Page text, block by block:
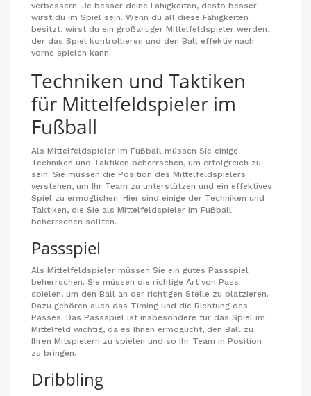
verbessern. Je besser deine Fähigkeiten, desto besser
wirst du im Spiel sein. Wenn du all diese Fähigkeiten
besitzt, wirst du ein großartiger Mittelfeldspieler werden,
der das Spiel kontrollieren und den Ball effektiv nach
vorne spielen kann.
Techniken und Taktiken
für Mittelfeldspieler im
Fußball
Als Mittelfeldspieler im Fußball müssen Sie einige
Techniken und Taktiken beherrschen, um erfolgreich zu
sein. Sie müssen die Position des Mittelfeldspielers
verstehen, um Ihr Team zu unterstützen und ein effektives
Spiel zu ermöglichen. Hier sind einige der Techniken und
Taktiken, die Sie als Mittelfeldspieler im Fußball
beherrschen sollten.
Passspiel
Als Mittelfeldspieler müssen Sie ein gutes Passspiel
beherrschen. Sie müssen die richtige Art von Pass
spielen, um den Ball an der richtigen Stelle zu platzieren.
Dazu gehören auch das Timing und die Richtung des
Passes. Das Passspiel ist insbesondere für das Spiel im
Mittelfeld wichtig, da es Ihnen ermöglicht, den Ball zu
Ihren Mitspielern zu spielen und so Ihr Team in Position
zu bringen.
Dribbling